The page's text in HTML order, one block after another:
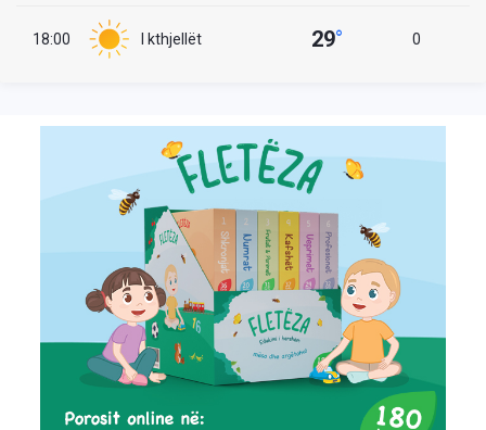
18:00 I kthjellët 29° 0